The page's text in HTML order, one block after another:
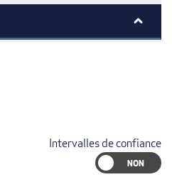
Intervalles de confiance